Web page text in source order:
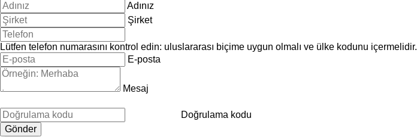
Adınız
Şirket
Lütfen telefon numarasını kontrol edin: uluslararası biçime uygun olmalı ve ülke kodunu içermelidir.
E-posta
Mesaj
Doğrulama kodu